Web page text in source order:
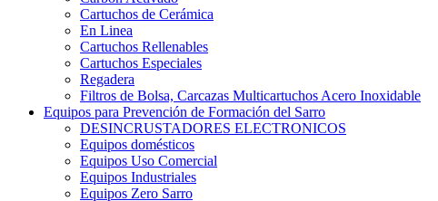
Cartuchos de Cerámica
En Linea
Cartuchos Rellenables
Cartuchos Especiales
Regadera
Filtros de Bolsa, Carcazas Multicartuchos Acero Inoxidable
Equipos para Prevención de Formación del Sarro
DESINCRUSTADORES ELECTRONICOS
Equipos domésticos
Equipos Uso Comercial
Equipos Industriales
Equipos Zero Sarro